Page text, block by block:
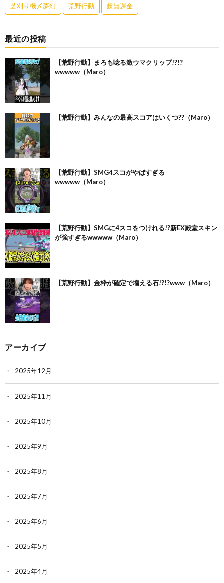
芝刈り機〆夢幻 荒野行動 超無課金
最近の投稿
【荒野行動】まろも唸る激ウマクリップ!?!?
wwwww（Maro）
【荒野行動】みんなの最高スコアはいくつ??（Maro）
【荒野行動】SMG4スコがやばすぎる
wwwww（Maro）
【荒野行動】SMGに4スコをつけれる!?新EX殿堂スキン
が強すぎるwwwww（Maro）
【荒野行動】金枠が確定で増える石!?!?www（Maro）
アーカイブ
2025年12月
2025年11月
2025年10月
2025年9月
2025年8月
2025年7月
2025年6月
2025年5月
2025年4月